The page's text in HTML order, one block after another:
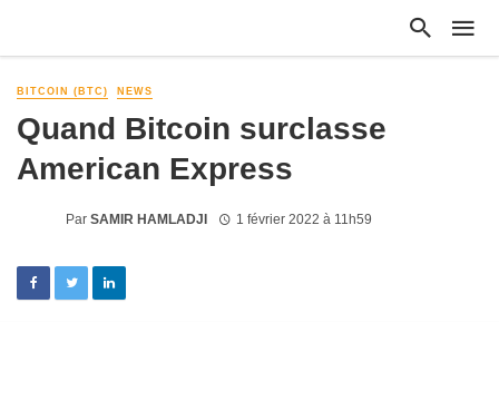
BITCOIN (BTC) NEWS
Quand Bitcoin surclasse
American Express
Par SAMIR HAMLADJI 1 février 2022 à 11h59